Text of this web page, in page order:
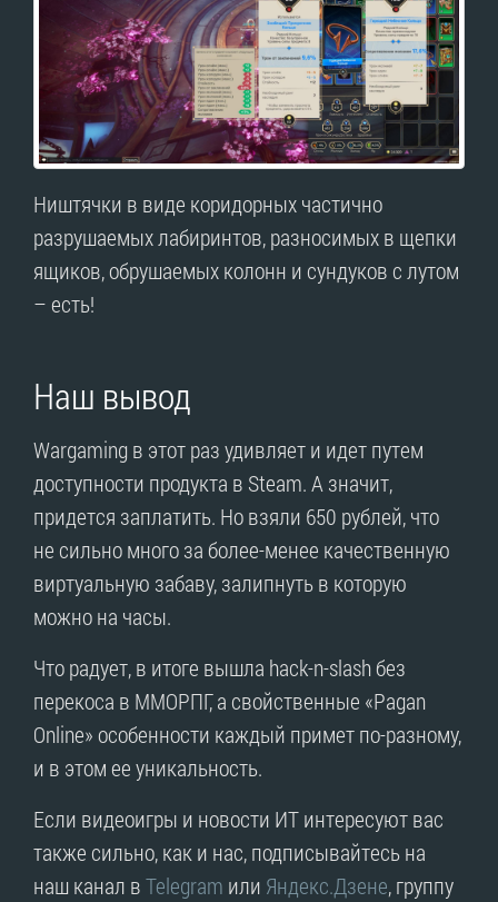
Ништячки в виде коридорных частично
разрушаемых лабиринтов, разносимых в щепки
ящиков, обрушаемых колонн и сундуков с лутом
– есть!
Наш вывод
Wargaming в этот раз удивляет и идет путем
доступности продукта в Steam. А значит,
придется заплатить. Но взяли 650 рублей, что
не сильно много за более-менее качественную
виртуальную забаву, залипнуть в которую
можно на часы.
Что радует, в итоге вышла hack-n-slash без
перекоса в ММОРПГ, а свойственные «Pagan
Online» особенности каждый примет по-разному,
и в этом ее уникальность.
Если видеоигры и новости ИТ интересуют вас
также сильно, как и нас, подписывайтесь на
наш канал вTelegram или Яндекс.Дзене, группу